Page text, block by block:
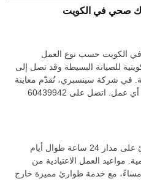
صحي في الكويت
الكويت حسب نوع العمل
الأسعار من 8 دنانير كويتية للصيانة البسيطة وقد تصل إلى
في شركة سينسبري، نُقدّم معاينة
مجانية وعرض سعر مفصّل قبل بدء أي عمل. اتصل على 60439942
نعم، نوفر خدمة سباك صحي طوارئ على مدار 24 ساعة طوال أيام
مواعيد العمل الاعتيادية من
السبت إلى الخميس: 8 صباحًا – 10 مساءً، مع خدمة طوارئ مميزة خارج